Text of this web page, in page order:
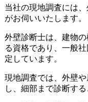
当社の現地調査には
がお伺いいたします。
外壁診断士は、建物
る資格であり、一般
定しています。
現地調査では、外壁
し、細部まで診断する